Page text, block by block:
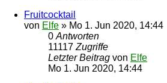
Fruitcocktail
von Elfe » Mo 1. Jun 2020, 14:44
0 Antworten
11117 Zugriffe
Letzter Beitrag von Elfe
Mo 1. Jun 2020, 14:44